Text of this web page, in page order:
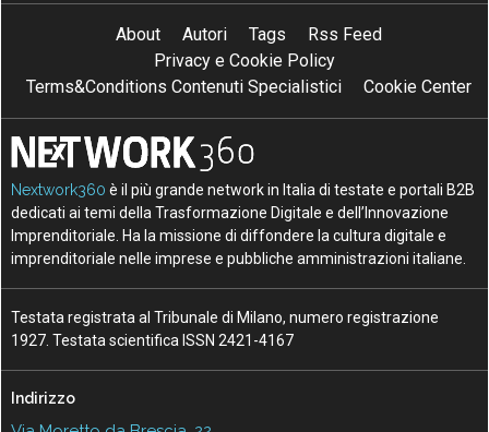
About Autori Tags
Rss Feed
Privacy e Cookie Policy
Terms&Conditions Contenuti Specialistici
Cookie Center
Nextwork360 è il più grande network in Italia di testate e portali B2B
dedicati ai temi della Trasformazione Digitale e dell’Innovazione
Imprenditoriale. Ha la missione di diffondere la cultura digitale e
imprenditoriale nelle imprese e pubbliche amministrazioni italiane.
Testata registrata al Tribunale di Milano, numero registrazione
1927. Testata scientifica ISSN 2421-4167
Indirizzo